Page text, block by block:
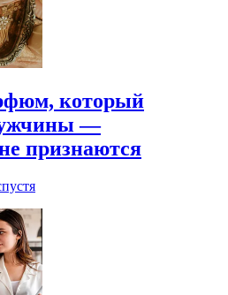
который
—
признаются